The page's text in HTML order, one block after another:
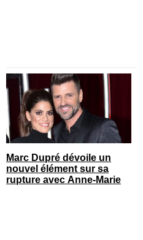
Marc Dupré dévoile un
nouvel élément sur sa
rupture avec Anne-Marie